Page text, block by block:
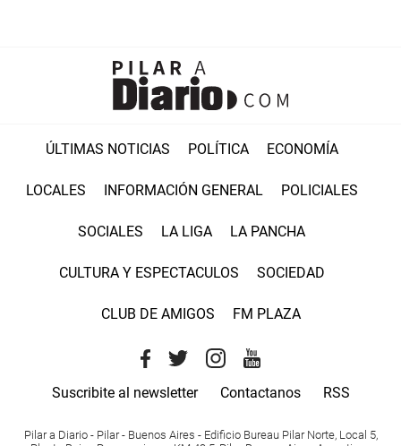
ÚLTIMAS NOTICIAS POLÍTICA ECONOMÍA
LOCALES INFORMACIÓN GENERAL POLICIALES
SOCIALES LA LIGA LA PANCHA
CULTURA Y ESPECTACULOS SOCIEDAD
CLUB DE AMIGOS FM PLAZA
Suscribite al newsletter Contactanos RSS
Pilar a Diario - Pilar - Buenos Aires - Edificio Bureau Pilar Norte, Local 5,